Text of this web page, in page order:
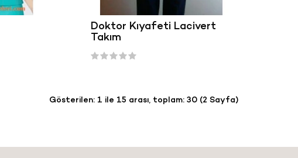
Doktor Kıyafeti Lacivert
Takım
Gösterilen: 1 ile 15 arası, toplam: 30 (2 Sayfa)